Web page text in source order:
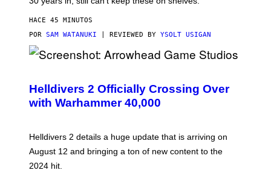
HACE 45 MINUTOS
POR SAM WATANUKI | REVIEWED BY YSOLT USIGAN
R
E
E
O
T
:
A
Helldivers 2 Officially Crossing Over
with Warhammer 40,000
Helldivers 2 details a huge update that is arriving on
August 12 and bringing a ton of new content to the
2024 hit.